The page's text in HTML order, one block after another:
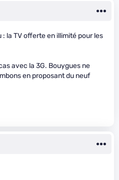
: la TV offerte en illimité pour les
avec la 3G. Bouygues ne
en proposant du neuf